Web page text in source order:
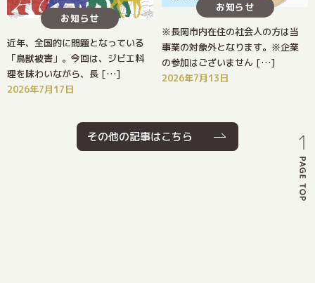
お知らせ
近年、全国的に問題となっている
「鳥獣被害」。今回は、ジビエ料
理を味わいながら、長 […]
2026年7月17日
お知らせ
※長岡市内在住の社会人の方は当
事業の対象外となります。※企業
の参加はございません […]
2026年7月13日
その他の記事はこちら